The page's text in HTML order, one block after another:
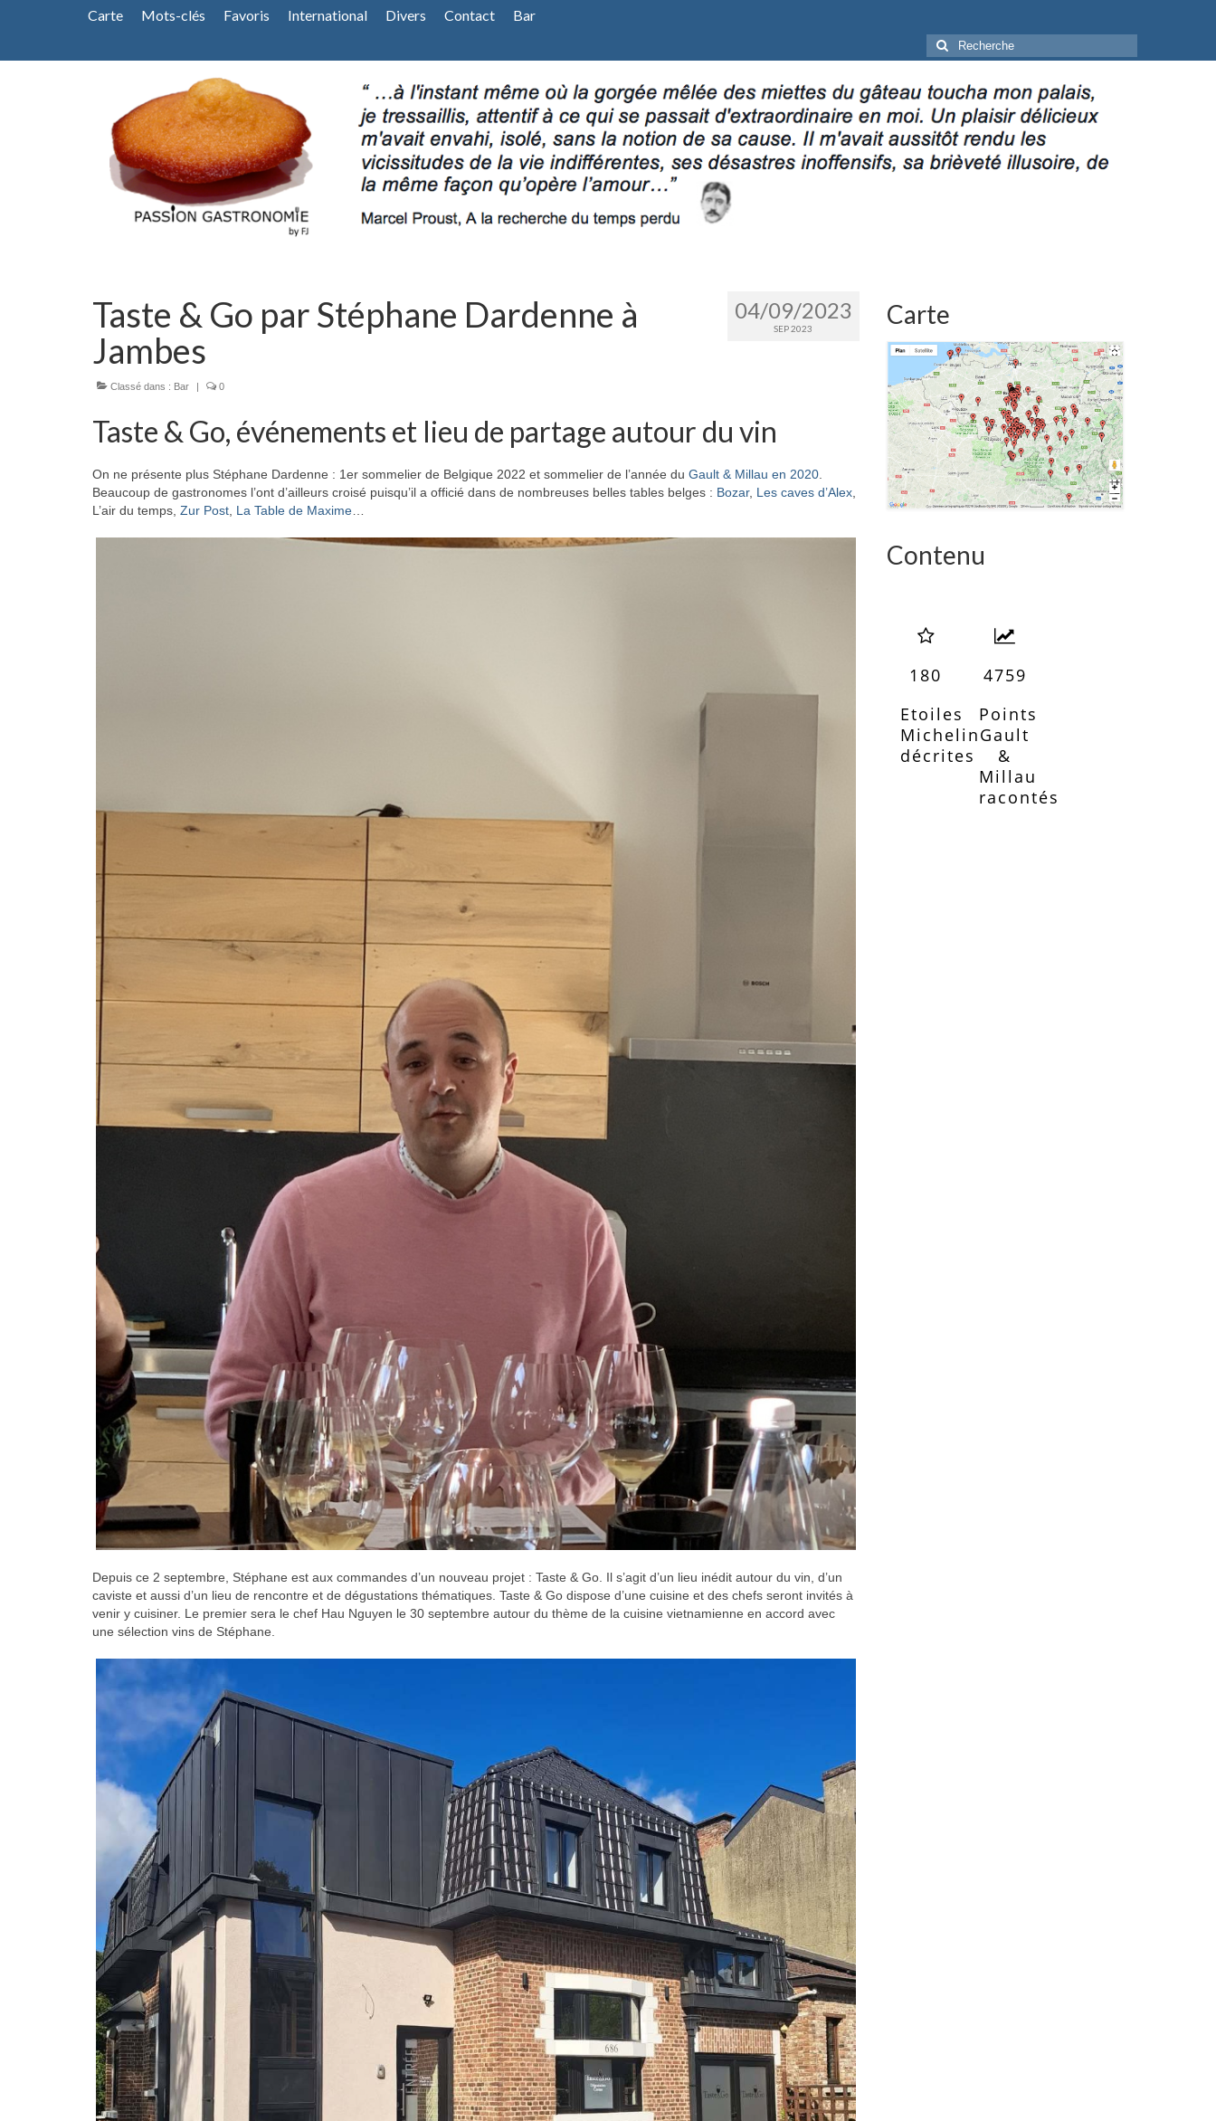
Carte Mots-clés Favoris International Divers Contact Bar
Rechercher
:
04/09/2023
SEP 2023
Taste & Go par Stéphane Dardenne à
Jambes
Classé dans : Bar | 0
Taste & Go, événements et lieu de partage autour du vin
On ne présente plus Stéphane Dardenne : 1er sommelier de Belgique 2022 et sommelier de l’année du Gault & Millau en 2020
Beaucoup de gastronomes l’ont d’ailleurs croisé puisqu’il a officié dans de nombreuses belles tables belges : Bozar, Les caves d’Alex
L’air du temps, Zur Post La Table de Maxime
Depuis ce 2 septembre, Stéphane est aux commandes d’un nouveau projet : Taste & Go. Il s’agit d’un lieu inédit autour du vin, d’un
caviste et aussi d’un lieu de rencontre et de dégustations thématiques. Taste & Go dispose d’une cuisine et des chefs seront invités à
venir y cuisiner. Le premier sera le chef Hau Nguyen le 30 septembre autour du thème de la cuisine vietnamienne en accord avec
une sélection vins de Stéphane.
Carte
Contenu
180
Etoiles
Michelin
décrites
4759
Points
Gault
&
Millau
racontés